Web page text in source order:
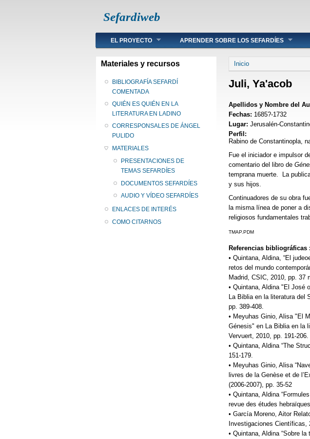
Sefardiweb
Main menu
EL PROYECTO APRENDER SOBRE LOS SEFARDÍES
Materiales y recursos
BIBLIOGRAFÍA SEFARDÍ
COMENTADA
QUIÉN ES QUIÉN EN LA
LITERATURA EN LADINO
CORRESPONSALES DE ÁNGEL
PULIDO
MATERIALES
PRESENTACIONES DE
TEMAS SEFARDÍES
DOCUMENTOS SEFARDÍES
AUDIO Y VÍDEO SEFARDÍES
ENLACES DE INTERÉS
COMO CITARNOS
Se encuentra
Inicio
Juli, Ya'acob
Apellidos y Nombre del
Fechas: 1685?-1732
Lugar: Jerusalén-
Perfil:
Rabino de Constantinopla,
Fue el iniciador e impulsor
comentario del libro de
temprana muerte. La
y sus hijos.
Continuadores de su obra
la misma línea de poner a
religiosos fundamentales
TMAP.PDM
Referencias bibliográficas :
• Quintana, Aldina, “El
retos del mundo
Madrid, CSIC, 2010, pp. 37
• Quintana, Aldina "El José
La Biblia en la literatura del
pp. 389-408.
• Meyuhas Ginio, Alisa "El
Génesis" en La Biblia en la
Vervuert, 2010, pp. 191-206.
• Quintana, Aldina “The
151-179.
• Meyuhas Ginio, Alisa
livres de la Genèse et de
(2006-2007), pp. 35-52
• Quintana, Aldina
revue des études
• García Moreno, Aitor
Investigaciones Científicas,
• Quintana, Aldina “Sobre